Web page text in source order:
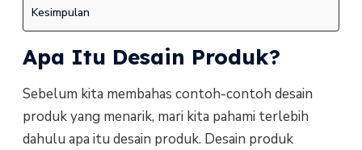
Kesimpulan
Apa Itu Desain Produk?
Sebelum kita membahas contoh-contoh desain
produk yang menarik, mari kita pahami terlebih
dahulu apa itu desain produk. Desain produk